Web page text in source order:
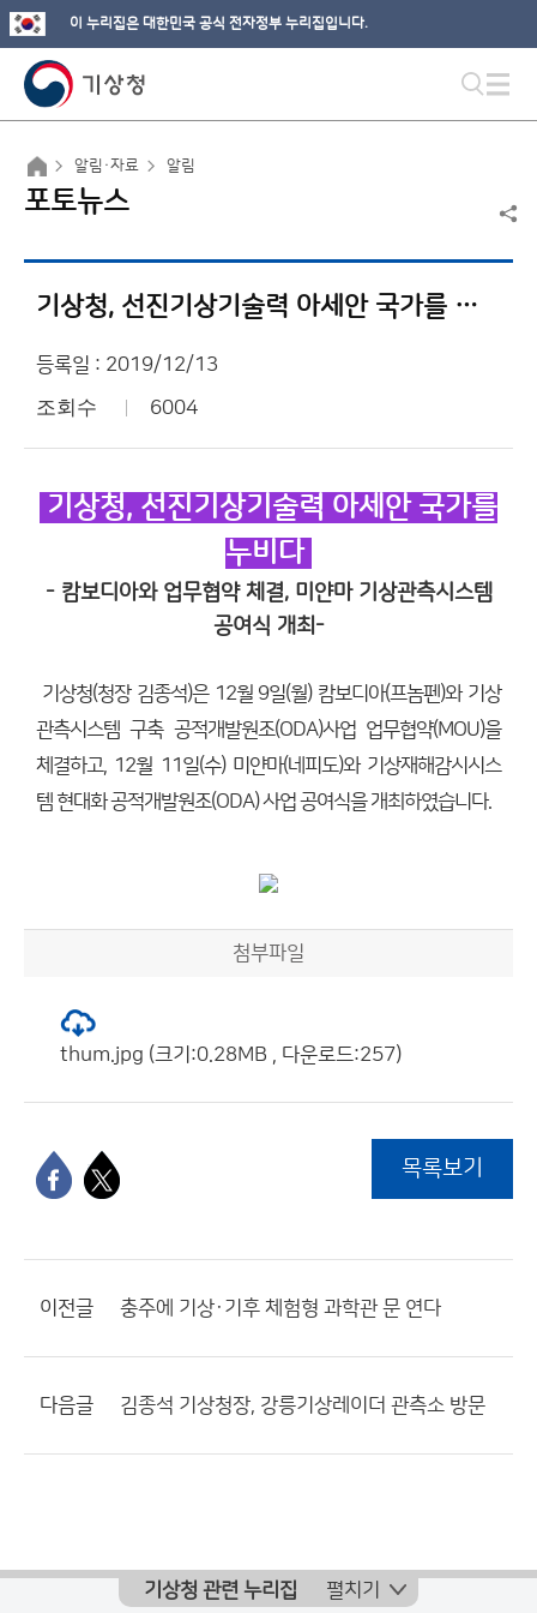
이 누리집은 대한민국 공식 전자정부 누리집입니다.
알림·자료 알림
포토뉴스
기상청, 선진기상기술력 아세안 국가를 누비다
등록일 : 2019/12/13
조회수 6004
기상청, 선진기상기술력 아세안 국가를
누비다
- 캄보디아와 업무협약 체결, 미얀마 기상관측시스템
공여식 개최-
기상청(청장 김종석)은 12월 9일(월) 캄보디아(프놈펜)와 기상
관측시스템 구축 공적개발원조(ODA)사업 업무협약(MOU)을
체결하고, 12월 11일(수) 미얀마(네피도)와 기상재해감시시스
템 현대화 공적개발원조(ODA) 사업 공여식을 개최하였습니다.
첨부파일
thum.jpg (크기:0.28MB , 다운로드:257)
목록보기
이전글 충주에 기상·기후 체험형 과학관 문 연다
다음글 김종석 기상청장, 강릉기상레이더 관측소 방문
기상청 관련 누리집 펼치기